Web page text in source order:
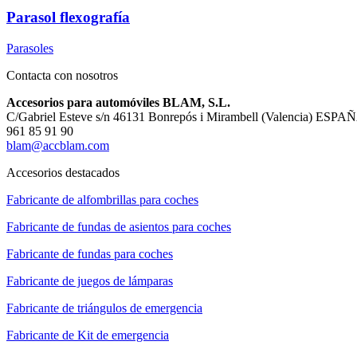
Parasol flexografía
Parasoles
Contacta con nosotros
Accesorios para automóviles BLAM, S.L.
C/Gabriel Esteve s/n 46131 Bonrepós i Mirambell (Valencia)
961 85 91 90
blam@accblam.com
Accesorios destacados
Fabricante de alfombrillas para coches
Fabricante de fundas de asientos para coches
Fabricante de fundas para coches
Fabricante de juegos de lámparas
Fabricante de triángulos de emergencia
Fabricante de Kit de emergencia